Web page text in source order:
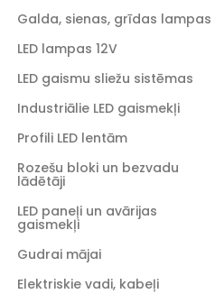
Galda, sienas, grīdas lampas
LED lampas 12V
LED gaismu sliežu sistēmas
Industriālie LED gaismekļi
Profili LED lentām
Rozešu bloki un bezvadu
lādētāji
LED paneļi un avārijas
gaismekļi
Gudrai mājai
Elektriskie vadi, kabeļi